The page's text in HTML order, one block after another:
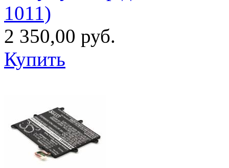
1011)
2 350,00 руб.
Купить